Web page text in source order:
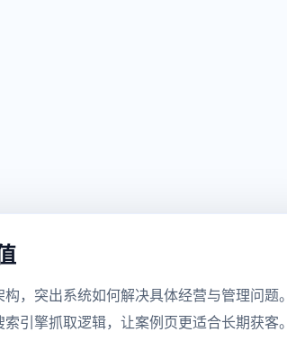
，突出系统如何解决具体经营与管理问题。
引擎抓取逻辑，让案例页更适合长期获客。